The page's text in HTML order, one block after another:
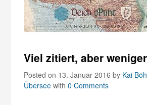
Viel zitiert, aber
Posted on 13. Januar 2016by Kai
Übersee with0 Comments